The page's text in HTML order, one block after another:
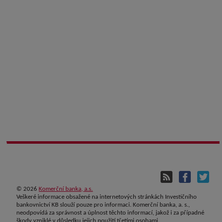
© 2026 Komerční banka, a.s.
Veškeré informace obsažené na internetových stránkách Investičního
bankovnictví KB slouží pouze pro informaci. Komerční banka, a. s.,
neodpovídá za správnost a úplnost těchto informací, jakož i za případné